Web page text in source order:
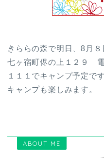
きららの森で明日、8
七ヶ宿町侭の上１２９
１１１でキャンプ予定で
キャンプも楽しみます。
ABOUT ME